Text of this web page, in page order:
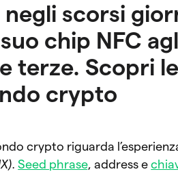
scorsi
chip NFC
terze. Scopri le
crypto
crypto riguarda
.Seed phrase, address e